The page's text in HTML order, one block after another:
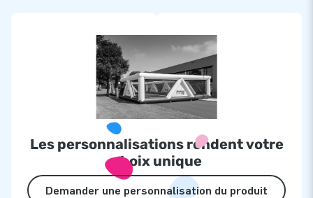
Les personnalisations rendent votre
choix unique
Demander une personnalisation du produit